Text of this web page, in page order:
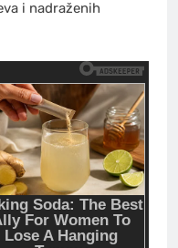
i nadraženih